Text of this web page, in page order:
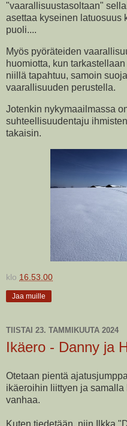
"vaarallisuustasoltaan"
asettaa kyseinen latuosuus
puoli....
Myös pyöräteiden
huomiotta, kun
niillä tapahtuu, samoin
vaarallisuuden perustella.
Jotenkin nykymaailmassa
suhteellisuudentaju
takaisin.
klo 16.53.00
Jaa muille
TIISTAI 23. TAMMIKUUTA 2024
Ikäero - Danny ja
Otetaan pientä
ikäeroihin liittyen ja samalla
vanhaa.
Kuten tiedetään, niin Ilkka